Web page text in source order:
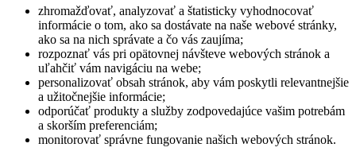
zhromažďovať, analyzovať a štatisticky vyhodnocovať
informácie o tom, ako sa dostávate na naše webové stránky,
ako sa na nich správate a čo vás zaujíma;
rozpoznať vás pri opätovnej návšteve webových stránok a
uľahčiť vám navigáciu na webe;
personalizovať obsah stránok, aby vám poskytli relevantnejšie
a užitočnejšie informácie;
odporúčať produkty a služby zodpovedajúce vašim potrebám
a skorším preferenciám;
monitorovať správne fungovanie našich webových stránok.